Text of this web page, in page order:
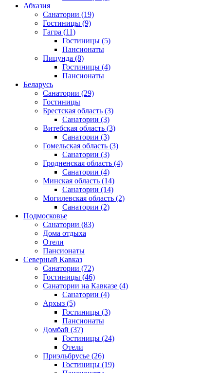
Абхазия
Санатории (19)
Гостиницы (9)
Гагра (11)
Гостиницы (5)
Пансионаты
Пицунда (8)
Гостиницы (4)
Пансионаты
Беларусь
Санатории (29)
Гостиницы
Брестская область (3)
Санатории (3)
Витебская область (3)
Санатории (3)
Гомельская область (3)
Санатории (3)
Гродненская область (4)
Санатории (4)
Минская область (14)
Санатории (14)
Могилевская область (2)
Санатории (2)
Подмосковье
Санатории (83)
Дома отдыха
Отели
Пансионаты
Северный Кавказ
Санатории (72)
Гостиницы (46)
Санатории на Кавказе (4)
Санатории (4)
Архыз (5)
Гостиницы (3)
Пансионаты
Домбай (37)
Гостиницы (24)
Отели
Приэльбрусье (26)
Гостиницы (19)